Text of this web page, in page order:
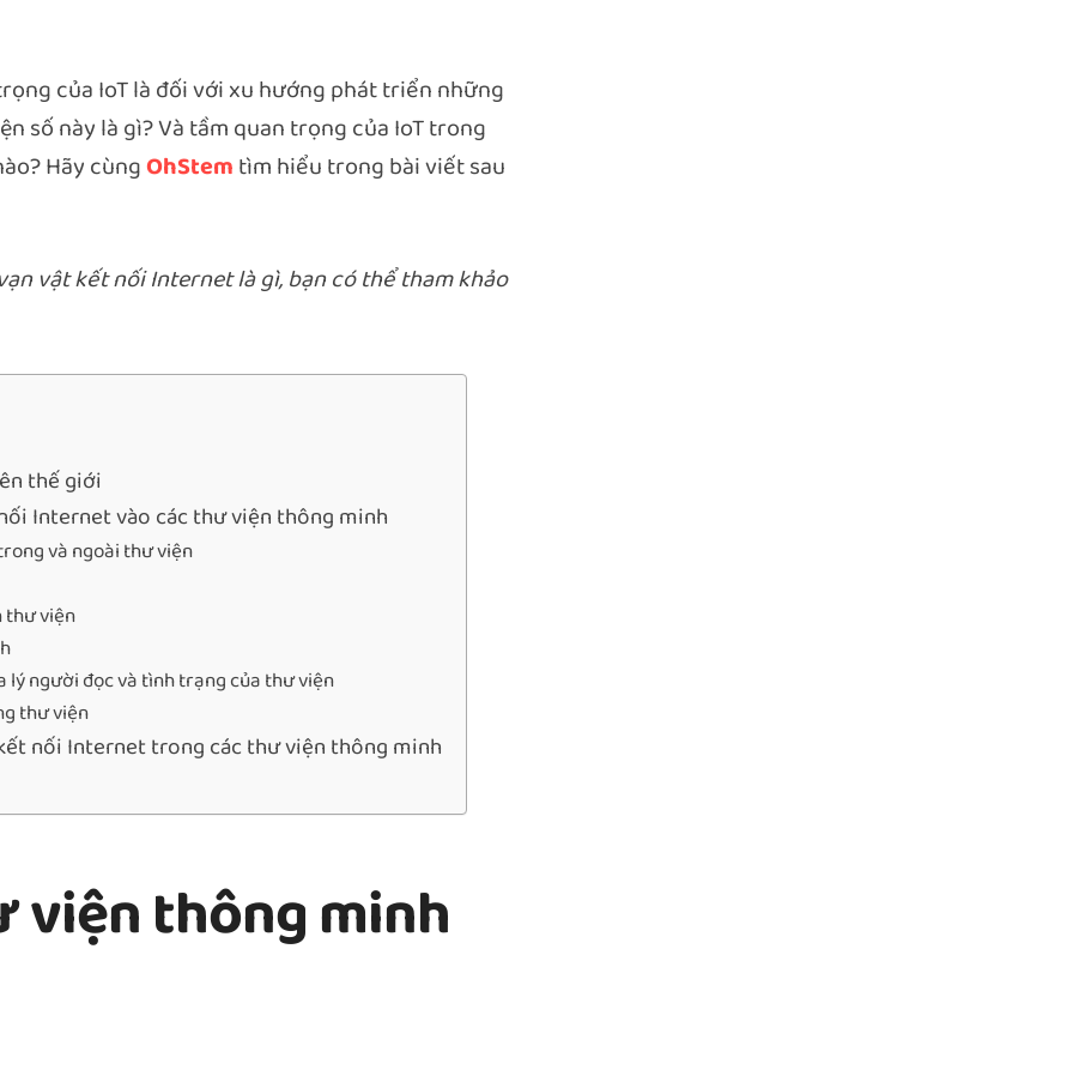
của IoT là đối với xu hướng phát triển những
số này là gì? Và tầm quan trọng của IoT trong
Hãy cùngOhStemtìm hiểu trong bài viết sau
vật kết nối Internet là gì, bạn có thể tham khảo
thế giới
Internet vào các thư viện thông minh
và ngoài thư viện
thư viện
lý người đọc và tình trạng của thư viện
thư viện
nối Internet trong các thư viện thông minh
thông minh